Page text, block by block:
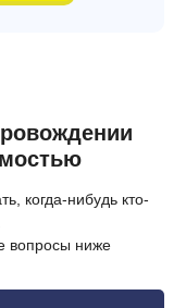
когда-нибудь кто-
вопросы ниже